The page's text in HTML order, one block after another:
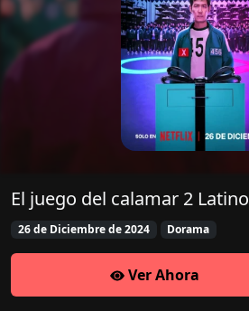
El juego del calamar 2 Latino
26 de Diciembre de 2024 Dorama
Ver Ahora